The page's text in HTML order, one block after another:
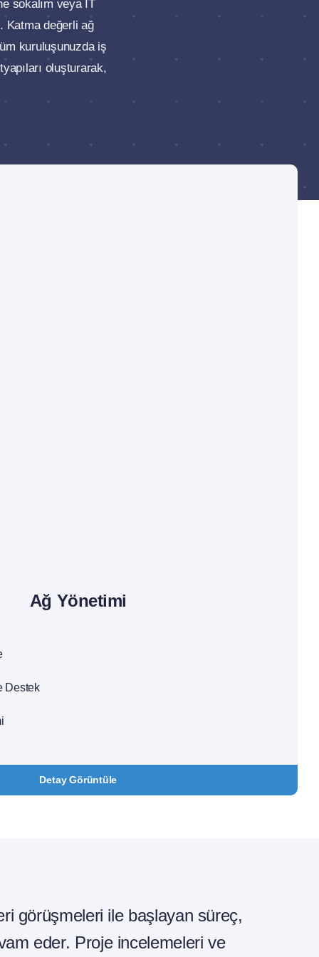
sokalım veya IT
Katma değerli ağ
kuruluşunuzda iş
oluşturarak,
Ağ Yönetimi
Destek
Detay Görüntüle
görüşmeleri ile başlayan süreç,
eder. Proje incelemeleri ve